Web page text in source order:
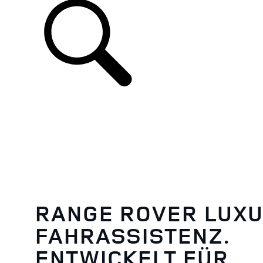
RANGE ROVER
FAHRASSISTENZ.